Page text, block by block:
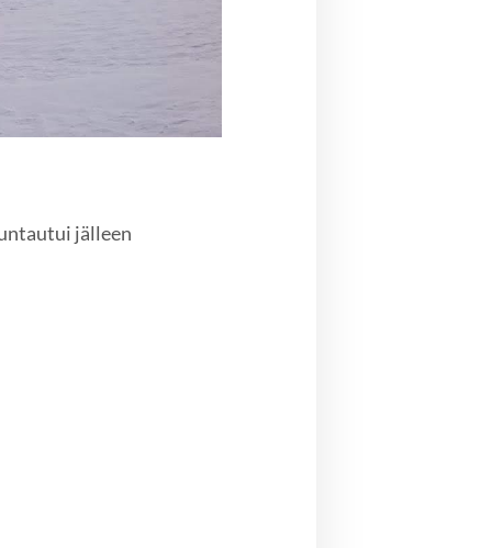
jälleen